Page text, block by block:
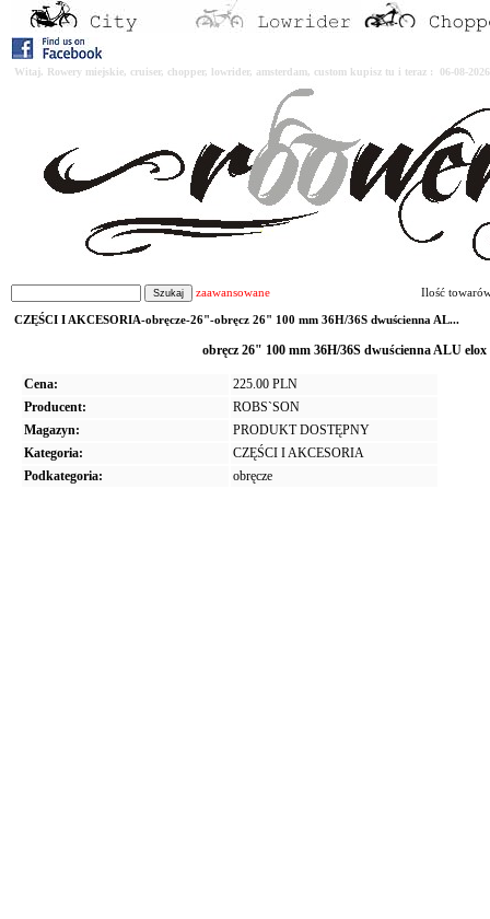
Witaj. Rowery miejskie, cruiser, chopper, lowrider, amsterdam, custom kupisz tu i teraz : 06-08-
zaawansowane Ilość
CZĘŚCI I AKCESORIA-obręcze-26"-obręcz 26" 100 mm 36H/36S dwuścienna AL...
obręcz 26" 100 mm 36H/36S dwuścienna ALU
Cena:
225.00 PLN
Producent:
ROBS`SON
Magazyn:
PRODUKT DOSTĘPNY
Kategoria:
CZĘŚCI I AKCESORIA
Podkategoria:
obręcze